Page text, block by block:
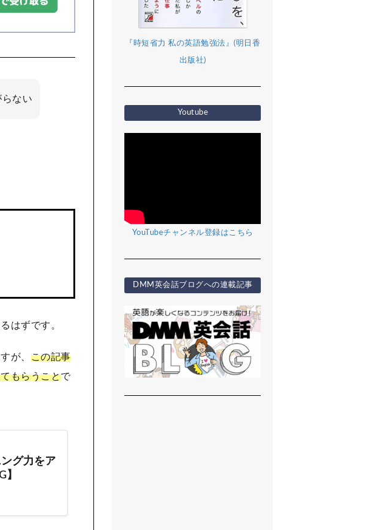
ない
はずです。
が、 この記事
もらうことで
『時短省力 私の英語勉強法』(明日香
出版社)
Youtube
YouTubeチャンネル登録はこちら
DMM英会話ブログへの連載記事